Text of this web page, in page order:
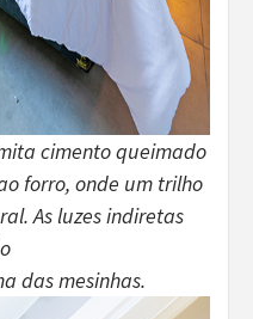
cimento queimado
forro, onde um trilho
As luzes indiretas
das mesinhas.